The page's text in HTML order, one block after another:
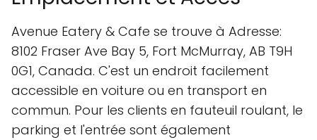
Avenue Eatery & Cafe se trouve à Adresse:
8102 Fraser Ave Bay 5, Fort McMurray, AB T9H
0G1, Canada. C'est un endroit facilement
accessible en voiture ou en transport en
commun. Pour les clients en fauteuil roulant, le
parking et l'entrée sont également